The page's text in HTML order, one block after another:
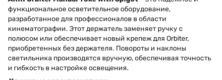
функциональное осветительное оборудование,
разработанное для профессионалов в области
кинематографии. Этот держатель заменяет ручку с
полюсом или обеспечивает новый крепеж для Orbiter,
приобретенных без держателя. Повороты и наклоны
светильника производятся вручную, обеспечивая точность
и гибкость в настройке освещения.